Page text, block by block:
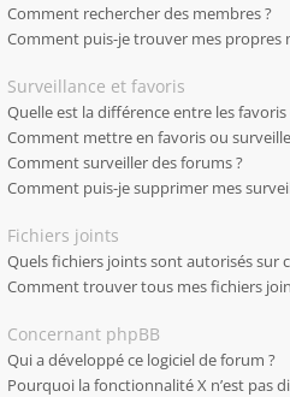
Comment rechercher des membres ?
Comment puis-je trouver mes propres
Surveillance et favoris
Quelle est la différence entre les favoris
Comment mettre en favoris ou
Comment surveiller des forums ?
Comment puis-je supprimer mes
Fichiers joints
Quels fichiers joints sont autorisés sur
Comment trouver tous mes fichiers
Concernant phpBB
Qui a développé ce logiciel de forum ?
Pourquoi la fonctionnalité X n’est pas